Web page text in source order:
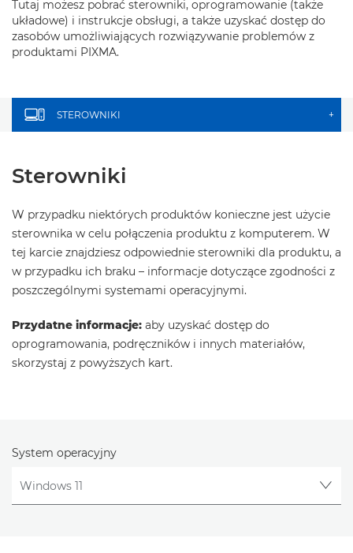
Tutaj możesz pobrać sterowniki, oprogramowanie (także
układowe) i instrukcje obsługi, a także uzyskać dostęp do
zasobów umożliwiających rozwiązywanie problemów z
produktami PIXMA.
STEROWNIKI +
Sterowniki
W przypadku niektórych produktów konieczne jest użycie
sterownika w celu połączenia produktu z komputerem. W
tej karcie znajdziesz odpowiednie sterowniki dla produktu, a
w przypadku ich braku – informacje dotyczące zgodności z
poszczególnymi systemami operacyjnymi.
Przydatne informacje: aby uzyskać dostęp do
oprogramowania, podręczników i innych materiałów,
skorzystaj z powyższych kart.
System operacyjny